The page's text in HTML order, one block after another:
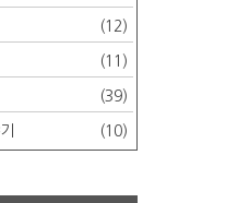
(12)
(11)
(39)
(10)